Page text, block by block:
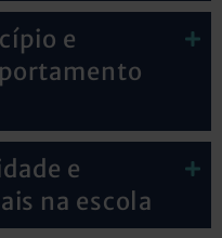
e
e
na escola